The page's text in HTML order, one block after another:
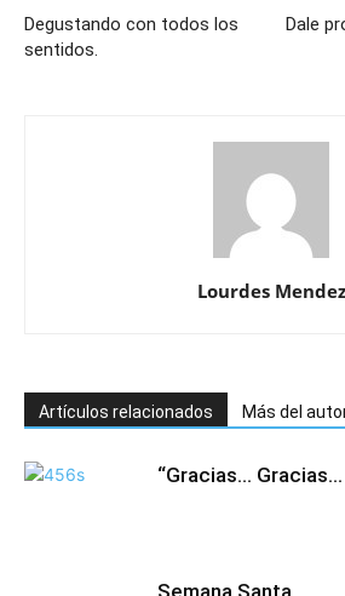
Degustando con todos los
sentidos.
Dale
Lourdes Mendez
Artículos relacionados Más del
“Gracias… Gracias…
Semana Santa…